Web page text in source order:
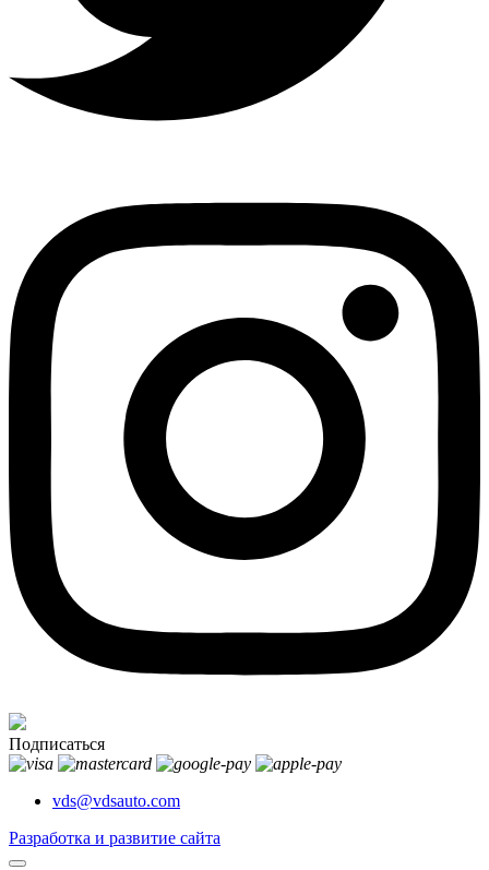
Подписаться
vds@vdsauto.com
Разработка и развитие сайта